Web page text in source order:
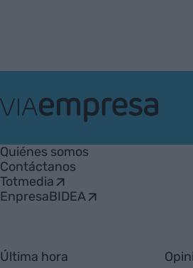
Empresa
Quiénes somos
Contáctanos
Totmedia
EnpresaBIDEA
Última hora